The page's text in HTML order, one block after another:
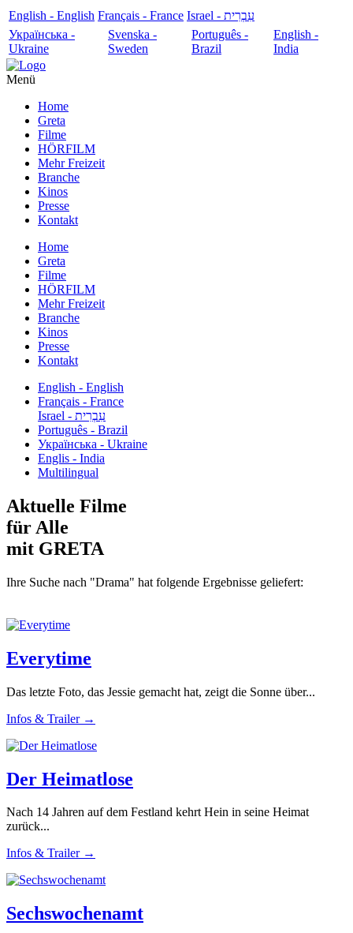
English - English Français - France
עִבְרִית - Israel
Українська -
Ukraine
Svenska -
Sweden
Português -
Brazil
English -
India
Menü
Home
Greta
Filme
HÖRFILM
Mehr Freizeit
Branche
Kinos
Presse
Kontakt
Home
Greta
Filme
HÖRFILM
Mehr Freizeit
Branche
Kinos
Presse
Kontakt
English - English
Français - France
עִבְרִית - Israel
Português - Brazil
Українська - Ukraine
Englis - India
Multilingual
Aktuelle Filme
für Alle
mit GRETA
Ihre Suche nach "Drama" hat folgende Ergebnisse geliefert:
Everytime
Das letzte Foto, das Jessie gemacht hat, zeigt die Sonne über...
Infos & Trailer →
Der Heimatlose
Nach 14 Jahren auf dem Festland kehrt Hein in seine Heimat
zurück...
Infos & Trailer →
Sechswochenamt